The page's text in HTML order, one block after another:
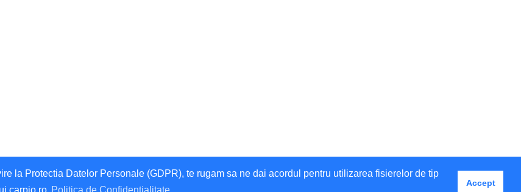
la Protectia Datelor Personale (GDPR), te rugam sa ne dai acordul pentru utilizarea fisierelor de tip
carpio.ro Politica de Confidentialitate
Accept